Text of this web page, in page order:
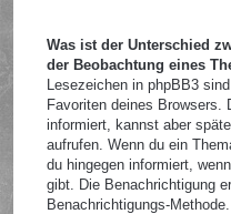
Was ist der Unterschied
der Beobachtung eines
Lesezeichen in phpBB3
Favoriten deines Browsers.
informiert, kannst aber
aufrufen. Wenn du ein
du hingegen informiert,
gibt. Die Benachrichtigung
Benachrichtigungs-Methode.